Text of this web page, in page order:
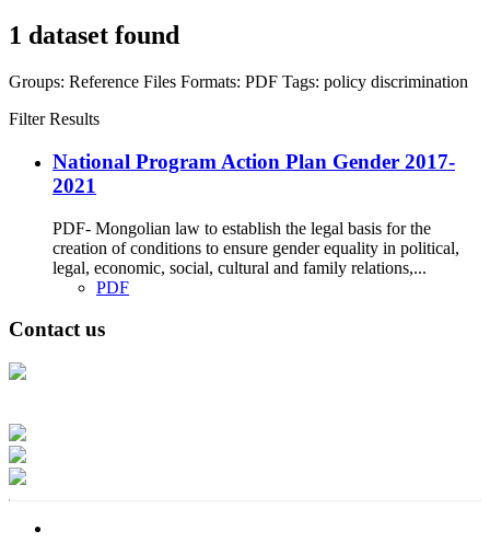
1 dataset found
Groups: Reference Files Formats: PDF Tags: policy discrimination
Filter Results
National Program Action Plan Gender 2017-
2021
PDF- Mongolian law to establish the legal basis for the
creation of conditions to ensure gender equality in political,
legal, economic, social, cultural and family relations,...
PDF
Contact us